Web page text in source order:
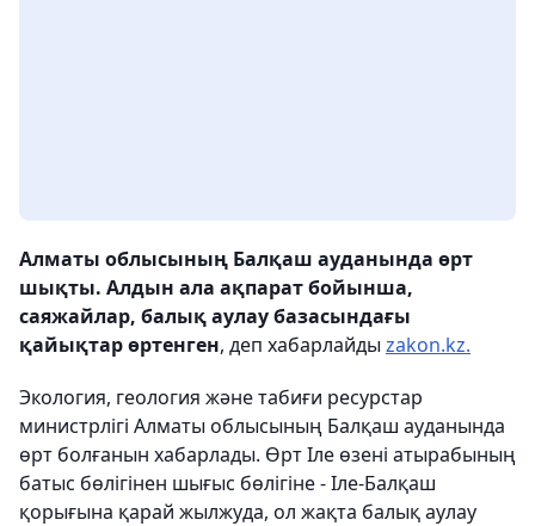
Алматы облысының Балқаш ауданында өрт
шықты. Алдын ала ақпарат бойынша,
саяжайлар, балық аулау базасындағы
қайықтар өртенген, деп хабарлайды zakon.kz.
Экология, геология және табиғи ресурстар
министрлігі Алматы облысының Балқаш ауданында
өрт болғанын хабарлады. Өрт Іле өзені атырабының
батыс бөлігінен шығыс бөлігіне - Іле-Балқаш
қорығына қарай жылжуда, ол жақта балық аулау